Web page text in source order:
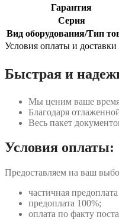
Гарантия
Серия
Вид оборудования/Тип
Условия оплаты и доставки
Быстрая и
Мы ценим ваше
Благодаря
Весь пакет
Условия оплаты:
Предоставляем на ваш
частичная
предоплата 100%;
оплата по факту